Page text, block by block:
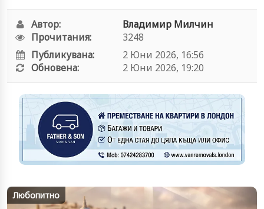
Автор:
Владимир Милчин
Прочитания:
3248
Публикувана:
2 Юни 2026, 16:56
Обновена:
2 Юни 2026, 19:20
Любопитно